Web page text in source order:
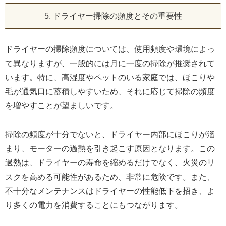
5. ドライヤー掃除の頻度とその重要性
ドライヤーの掃除頻度については、使用頻度や環境によっ
て異なりますが、一般的には月に一度の掃除が推奨されて
います。特に、高湿度やペットのいる家庭では、ほこりや
毛が通気口に蓄積しやすいため、それに応じて掃除の頻度
を増やすことが望ましいです。
掃除の頻度が十分でないと、ドライヤー内部にほこりが溜
まり、モーターの過熱を引き起こす原因となります。この
過熱は、ドライヤーの寿命を縮めるだけでなく、火災のリ
スクを高める可能性があるため、非常に危険です。また、
不十分なメンテナンスはドライヤーの性能低下を招き、よ
り多くの電力を消費することにもつながります。